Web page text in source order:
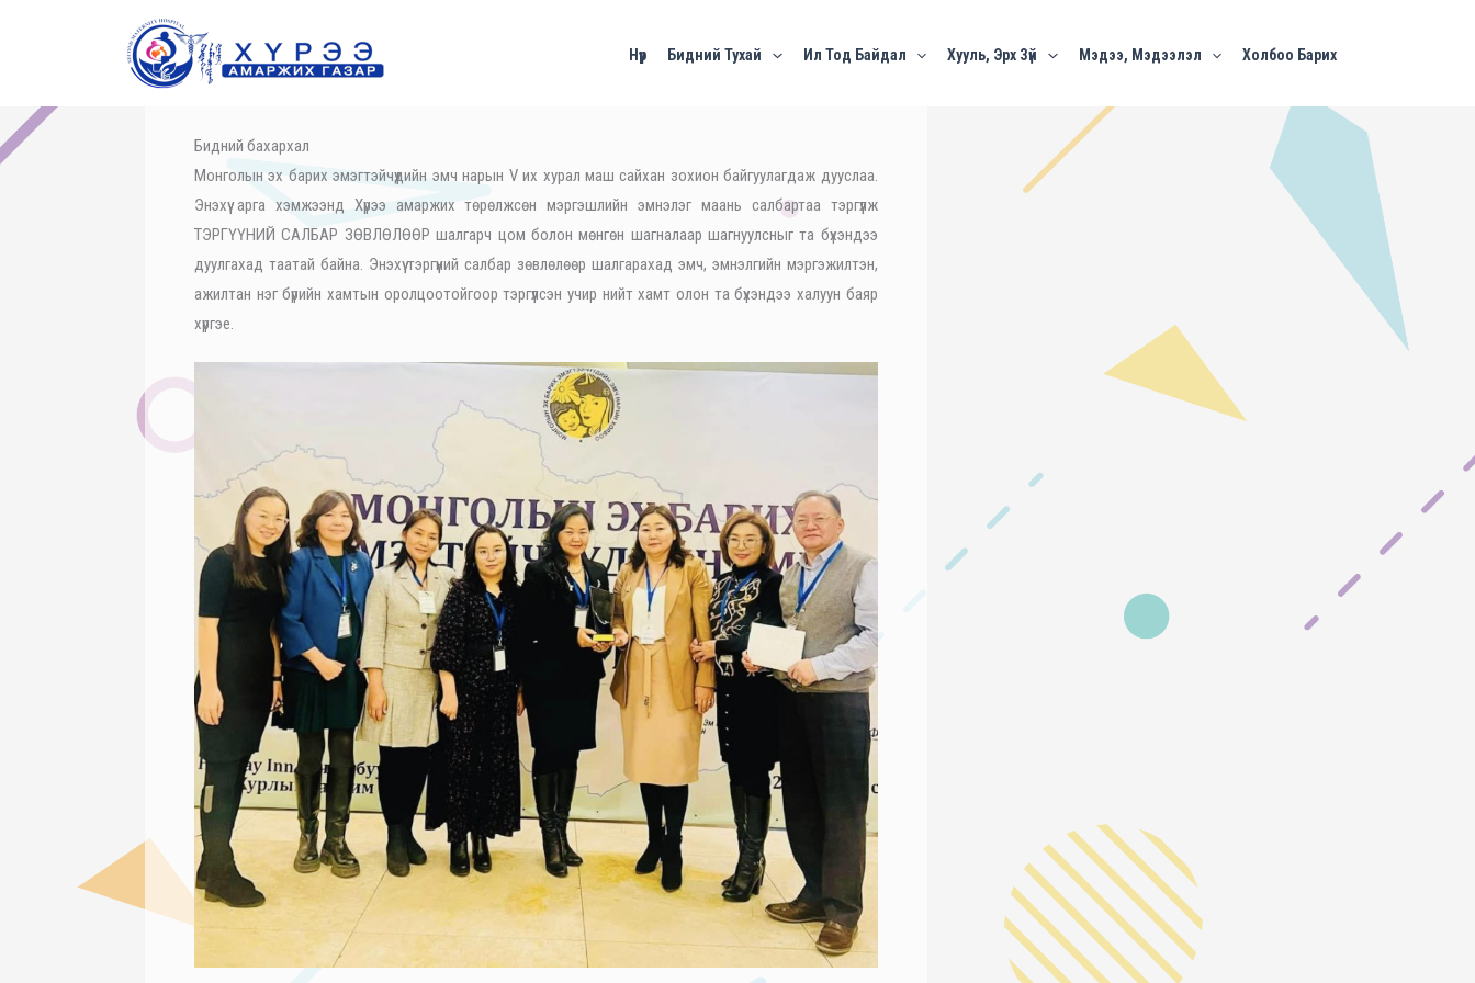
Нүүр Бидний Тухай Ил Тод Байдал Хууль, Эрх Зүй Мэдээ, Мэдээлэл Холбоо Барих
Бидний бахархал
Монголын эх барих эмэгтэйчүүдийн эмч нарын V их хурал маш сайхан зохион байгуулагдаж дууслаа.
Энэхүү арга хэмжээнд Хүрээ амаржих төрөлжсөн мэргэшлийн эмнэлэг маань салбартаа тэргүүлж
ТЭРГҮҮНИЙ САЛБАР ЗӨВЛӨЛӨӨР шалгарч цом болон мөнгөн шагналаар шагнуулсныг та бүхэндээ
дуулгахад таатай байна. Энэхүү тэргүүний салбар зөвлөлөөр шалгарахад эмч, эмнэлгийн мэргэжилтэн,
ажилтан нэг бүрийн хамтын оролцоотойгоор тэргүүлсэн учир нийт хамт олон та бүхэндээ халуун баяр
хүргэе.